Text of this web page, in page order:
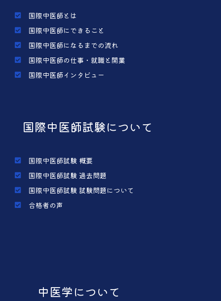
国際中医師とは
国際中医師にできること
国際中医師になるまでの流れ
国際中医師の仕事・就職と開業
国際中医師インタビュー
国際中医師試験について
国際中医師試験 概要
国際中医師試験 過去問題
国際中医師試験 試験問題について
合格者の声
中医学について